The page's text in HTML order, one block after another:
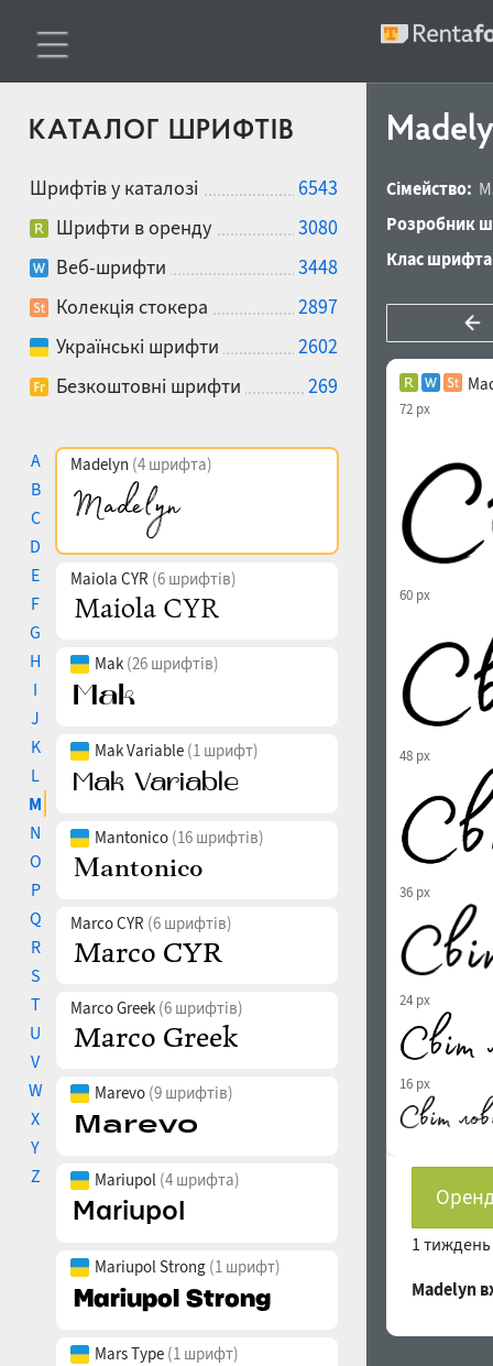
КАТАЛОГ ШРИФТІВ
Шрифтів у каталозі
6543
Шрифти в оренду
3080
Веб-шрифти
3448
Колекція стокера
2897
Українські шрифти
2602
Безкоштовні шрифти
269
A
B
C
D
E
F
G
H
I
J
K
L
M
N
O
P
Q
R
S
T
U
V
W
X
Y
Z
Madelyn (4 шрифта)
Maiola CYR (6 шрифтів)
Mak (26 шрифтів)
Mak Variable (1 шрифт)
Mantonico (16 шрифтів)
Marco CYR (6 шрифтів)
Marco Greek (6 шрифтів)
Marevo (9 шрифтів)
Mariupol (4 шрифта)
Mariupol Strong (1 шрифт)
Mars Type (1 шрифт)
Сімейство:
Розробник
Клас
72 px
60 px
48 px
36 px
24 px
16 px
1
Madelyn